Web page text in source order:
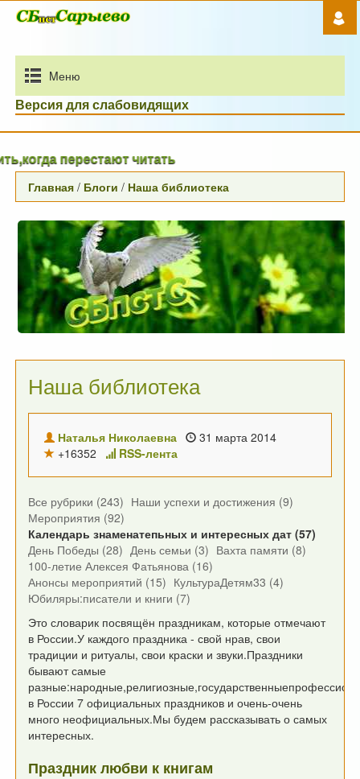
Mеню
Версия для слабовидящих
читать
Главная / Блоги / Наша библиотека
Наша библиотека
Наталья Николаевна
31 марта 2014
+16352
RSS-лента
Все рубрики (243) Наши успехи и достижения (9)
Мероприятия (92)
Календарь знаменатепьных и интересных дат (57)
День Победы (28) День семьи (3) Вахта памяти (8)
100-летие Алексея Фатьянова (16)
Анонсы мероприятий (15) КультураДетям33 (4)
Юбиляры:писатели и книги (7)
Это словарик посвящён праздникам, которые отмечают
в России.У каждого праздника - свой нрав, свои
традиции и ритуалы, свои краски и звуки.Праздники
бывают самые
в России 7 официальных праздников и очень-очень
много неофициальных.Мы будем рассказывать о самых
интересных.
Праздник любви к книгам